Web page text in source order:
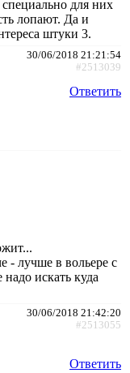
для них
лопают. Да и
штуки 3.
30/06/2018 21:21:54
#2513039
Ответить
- лучше в вольере с
искать куда
30/06/2018 21:42:20
#2513055
Ответить